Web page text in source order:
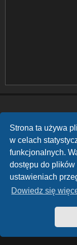
Strona ta używa
w celach
funkcjonalnych.
dostępu do
ustawieniach
Dowiedz się
Strona domowa
Technologię
Zasady